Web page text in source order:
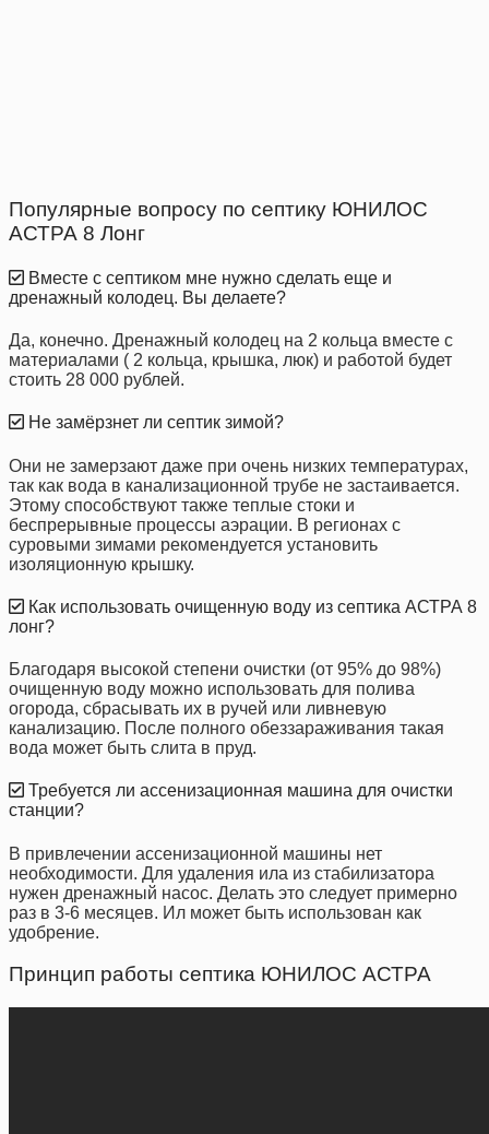
Популярные вопросу по септику ЮНИЛОС
АСТРА 8 Лонг
Вместе с септиком мне нужно сделать еще и
дренажный колодец. Вы делаете?
Да, конечно. Дренажный колодец на 2 кольца вместе с
материалами ( 2 кольца, крышка, люк) и работой будет
стоить 28 000 рублей.
Не замёрзнет ли септик зимой?
Они не замерзают даже при очень низких температурах,
так как вода в канализационной трубе не застаивается.
Этому способствуют также теплые стоки и
беспрерывные процессы аэрации. В регионах с
суровыми зимами рекомендуется установить
изоляционную крышку.
Как использовать очищенную воду из септика АСТРА 8
лонг?
Благодаря высокой степени очистки (от 95% до 98%)
очищенную воду можно использовать для полива
огорода, сбрасывать их в ручей или ливневую
канализацию. После полного обеззараживания такая
вода может быть слита в пруд.
Требуется ли ассенизационная машина для очистки
станции?
В привлечении ассенизационной машины нет
необходимости. Для удаления ила из стабилизатора
нужен дренажный насос. Делать это следует примерно
раз в 3-6 месяцев. Ил может быть использован как
удобрение.
Принцип работы септика ЮНИЛОС АСТРА